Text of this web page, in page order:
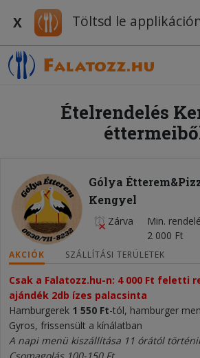
X Töltsd le
Ételrendelés
Gólya
Kengyel
Zárva
Min.
2 000 Ft
AKCIÓK SZÁLLÍTÁSI TERÜLETEK
Csak a Falatozz.hu-n: 4 000 Ft feletti
ajándék 2db ízes palacsinta
Hamburgerek 1 550 Ft-tól, hamburger
Gyros, frissensült a kínálatban
A napi menü kiszállítása 11 órától